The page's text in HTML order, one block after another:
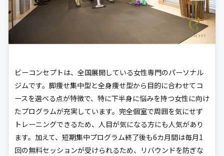
ビーコンセプトは、全国展開している女性専門のパーソナル
ジムです。脚痩せ集中型と全身痩せ型から目的に合わせてコ
ースを選べる点が特徴で、特に下半身に悩みを持つ女性に向け
たプログラムが充実しています。完全個室で周囲を気にせず
トレーニングできるため、人目が気になる方にも人気があり
ます。加えて、短期集中プログラム終了後も6カ月間は毎月1
回の無料セッションが受けられるため、リバウンドを防ぎな